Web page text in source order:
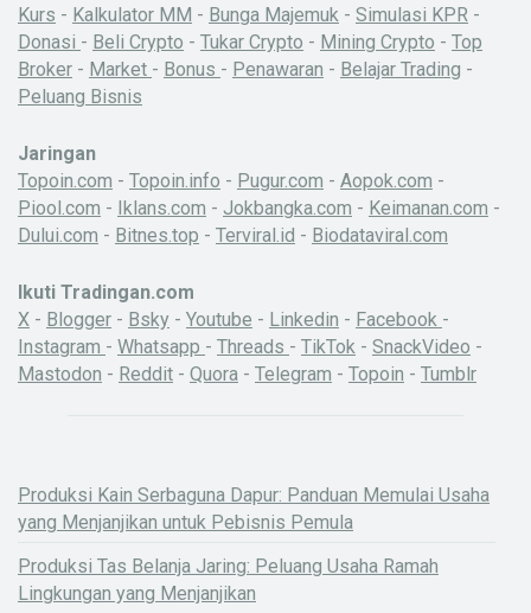
Kurs - Kalkulator MM - Bunga Majemuk - Simulasi KPR -
Donasi - Beli Crypto - Tukar Crypto - Mining Crypto - Top
Broker - Market - Bonus - Penawaran - Belajar Trading -
Peluang Bisnis
Jaringan
Topoin.com - Topoin.info - Pugur.com - Aopok.com -
Piool.com - Iklans.com - Jokbangka.com - Keimanan.com -
Dului.com - Bitnes.top - Terviral.id - Biodataviral.com
Ikuti Tradingan.com
X - Blogger - Bsky - Youtube - Linkedin - Facebook -
Instagram - Whatsapp - Threads - TikTok - SnackVideo -
Mastodon - Reddit - Quora - Telegram - Topoin - Tumblr
Produksi Kain Serbaguna Dapur: Panduan Memulai Usaha
yang Menjanjikan untuk Pebisnis Pemula
Produksi Tas Belanja Jaring: Peluang Usaha Ramah
Lingkungan yang Menjanjikan